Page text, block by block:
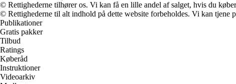
© Rettighederne tilhører os. Vi kan få en lille andel af salget, hvis du
© Rettighederne til alt indhold på dette website forbeholdes. Vi kan tjene
Publikationer
Gratis pakker
Tilbud
Ratings
Køberåd
Instruktioner
Videoarkiv